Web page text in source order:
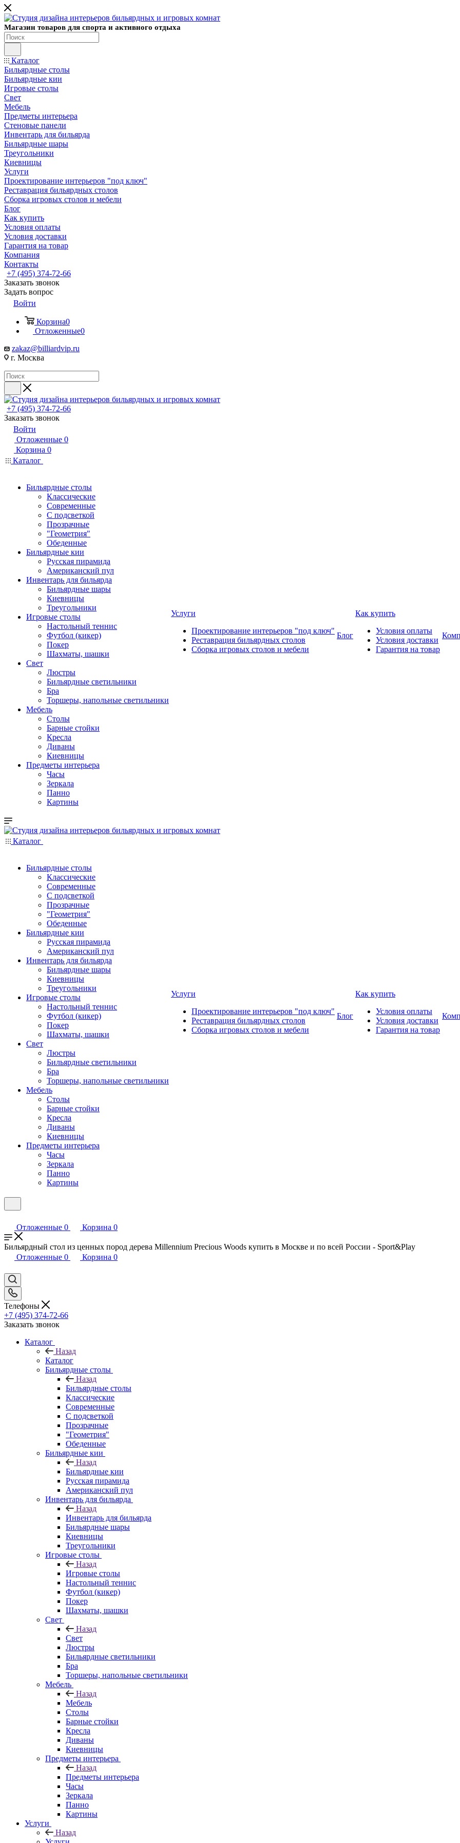
Магазин товаров для спорта и активного отдыха
Каталог
Бильярдные столы
Бильярдные кии
Игровые столы
Свет
Мебель
Предметы интерьера
Стеновые панели
Инвентарь для бильярда
Бильярдные шары
Треугольники
Киевницы
Услуги
Проектирование интерьеров "под ключ"
Реставрация бильярдных столов
Сборка игровых столов и мебели
Блог
Как купить
Условия оплаты
Условия доставки
Гарантия на товар
Компания
Контакты
+7 (495) 374-72-66
Заказать звонок
Задать вопрос
Войти
Корзина0
Отложенные0
zakaz@billiardvip.ru
г. Москва
+7 (495) 374-72-66
Заказать звонок
Войти
Отложенные 0
Корзина 0
Каталог
Бильярдные столы
Классические
Современные
С подсветкой
Прозрачные
"Геометрия"
Обеденные
Бильярдные кии
Русская пирамида
Американский пул
Инвентарь для бильярда
Бильярдные шары
Киевницы
Треугольники
Игровые столы
Настольный теннис
Футбол (кикер)
Покер
Шахматы, шашки
Свет
Люстры
Бильярдные светильники
Бра
Торшеры, напольные светильники
Мебель
Столы
Барные стойки
Кресла
Диваны
Киевницы
Предметы интерьера
Часы
Зеркала
Панно
Картины
Услуги
Проектирование интерьеров "под ключ"
Реставрация бильярдных столов
Сборка игровых столов и мебели
Блог
Как купить
Условия оплаты
Условия доставки
Гарантия на товар
Каталог
Бильярдные столы
Классические
Современные
С подсветкой
Прозрачные
"Геометрия"
Обеденные
Бильярдные кии
Русская пирамида
Американский пул
Инвентарь для бильярда
Бильярдные шары
Киевницы
Треугольники
Игровые столы
Настольный теннис
Футбол (кикер)
Покер
Шахматы, шашки
Свет
Люстры
Бильярдные светильники
Бра
Торшеры, напольные светильники
Мебель
Столы
Барные стойки
Кресла
Диваны
Киевницы
Предметы интерьера
Часы
Зеркала
Панно
Картины
Услуги
Проектирование интерьеров "под ключ"
Реставрация бильярдных столов
Сборка игровых столов и мебели
Блог
Как купить
Условия оплаты
Условия доставки
Гарантия на товар
Отложенные 0 Корзина 0
Бильярдный стол из ценных пород дерева Millennium Precious Woods купить в Москве и по всей России - Sport&Play
Отложенные 0 Корзина 0
Телефоны
+7 (495) 374-72-66
Заказать звонок
Каталог
Назад
Каталог
Бильярдные столы
Назад
Бильярдные столы
Классические
Современные
С подсветкой
Прозрачные
"Геометрия"
Обеденные
Бильярдные кии
Назад
Бильярдные кии
Русская пирамида
Американский пул
Инвентарь для бильярда
Назад
Инвентарь для бильярда
Бильярдные шары
Киевницы
Треугольники
Игровые столы
Назад
Игровые столы
Настольный теннис
Футбол (кикер)
Покер
Шахматы, шашки
Свет
Назад
Свет
Люстры
Бильярдные светильники
Бра
Торшеры, напольные светильники
Мебель
Назад
Мебель
Столы
Барные стойки
Кресла
Диваны
Киевницы
Предметы интерьера
Назад
Предметы интерьера
Часы
Зеркала
Панно
Картины
Услуги
Назад